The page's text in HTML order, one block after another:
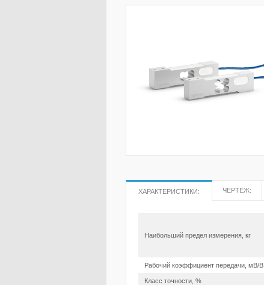
ХАРАКТЕРИСТИКИ: ЧЕРТЕЖ:
Наибольший предел измерения, кг
Рабочий коэффициент передачи, мВ/В
Класс точности, %